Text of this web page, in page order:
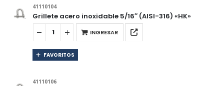
41110104
Grillete acero inoxidable 5/16″ (AISI-316) «HK»
INGRESAR
FAVORITOS
41110106